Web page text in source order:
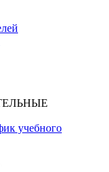
учебного